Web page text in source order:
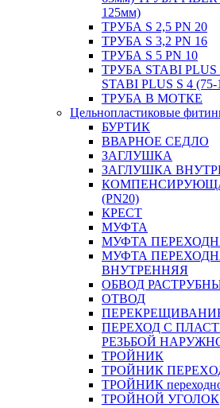
125мм)
ТРУБА S 2,5 PN 20
ТРУБА S 3,2 PN 16
ТРУБА S 5 PN 10
ТРУБА STABI PLUS
STABI PLUS S 4 (75-
ТРУБА В МОТКЕ
Цельнопластиковые
БУРТИК
ВВАРНОЕ СЕДЛО
ЗАГЛУШКА
ЗАГЛУШКА
(PN20)
КРЕСТ
МУФТА
МУФТА
МУФТА
ВНУТРЕННЯЯ
ОБВОД
ОТВОД
ПЕРЕКРЕЩИВАНИЕ
ПЕРЕХОД С
РЕЗЬБОЙ
ТРОЙНИК
ТРОЙНИК
ТРОЙНИК
ТРОЙНОЙ УГОЛОК